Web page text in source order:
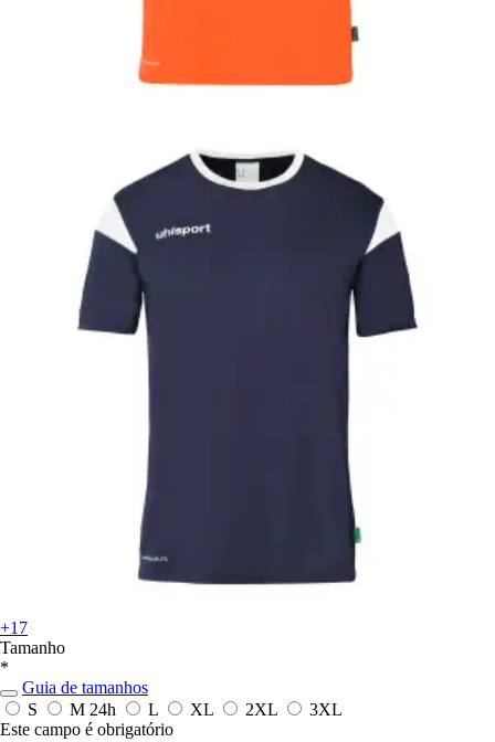
+17
Tamanho
*
Guia de tamanhos
S
M 24h L XL 2XL
3XL
Este campo é obrigatório